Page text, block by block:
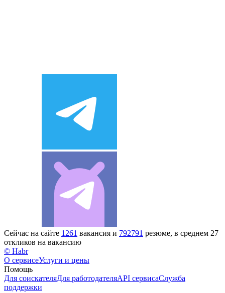
Сейчас на сайте 1261 вакансия и 792791 резюме, в среднем 27
откликов на вакансию
© Habr
О сервисеУслуги и цены
Помощь
Для соискателяДля работодателяAPI сервисаСлужба
поддержки